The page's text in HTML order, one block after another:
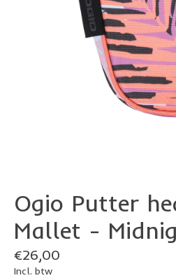
Ogio Putter
Mallet -
€26,00
Incl. btw